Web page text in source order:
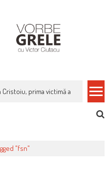
Cristoiu, prima victimă a noi
"fsn"